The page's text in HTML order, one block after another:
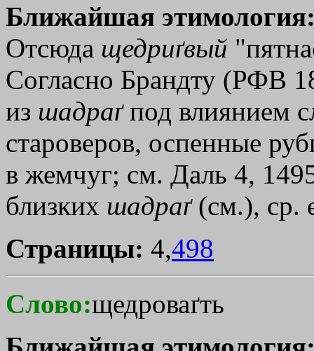
Ближайшая
Отсюда щедриґвый
Согласно Брандту (РФВ
из шадраґпод влиянием
староверов, оспенные
в жемчуг; см. Даль 4,
близких шадраґ(см.), ср.
Страницы: 4,498
Слово:щедроваґть